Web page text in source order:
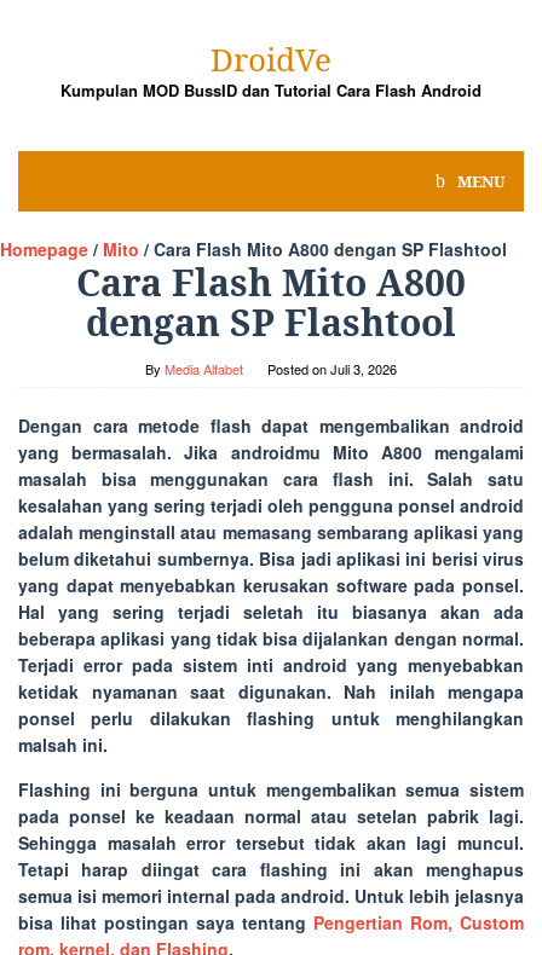
DroidVe
Kumpulan MOD BussID dan Tutorial Cara Flash Android
MENU
Homepage / Mito / Cara Flash Mito A800 dengan SP Flashtool
Cara Flash Mito A800
dengan SP Flashtool
By Media Alfabet Posted onJuli 3, 2026
Dengan cara metode flash dapat mengembalikan android
yang bermasalah. Jika androidmu Mito A800 mengalami
masalah bisa menggunakan cara flash ini. Salah satu
kesalahan yang sering terjadi oleh pengguna ponsel android
adalah menginstall atau memasang sembarang aplikasi yang
belum diketahui sumbernya. Bisa jadi aplikasi ini berisi virus
yang dapat menyebabkan kerusakan software pada ponsel.
Hal yang sering terjadi seletah itu biasanya akan ada
beberapa aplikasi yang tidak bisa dijalankan dengan normal.
Terjadi error pada sistem inti android yang menyebabkan
ketidak nyamanan saat digunakan. Nah inilah mengapa
ponsel perlu dilakukan flashing untuk menghilangkan
malsah ini.
Flashing ini berguna untuk mengembalikan semua sistem
pada ponsel ke keadaan normal atau setelan pabrik lagi.
Sehingga masalah error tersebut tidak akan lagi muncul.
Tetapi harap diingat cara flashing ini akan menghapus
semua isi memori internal pada android. Untuk lebih jelasnya
bisa lihat postingan saya tentang Pengertian Rom, Custom
rom, kernel, dan Flashing.